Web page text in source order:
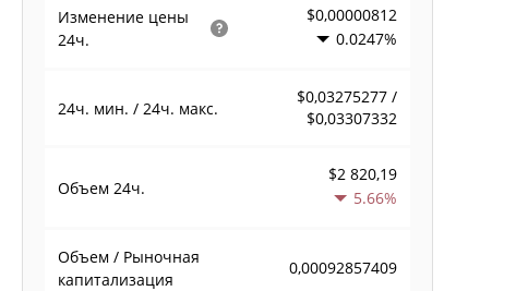
Изменение цены
24ч.
$0,00000812
0.0247%
24ч. мин. / 24ч. макс.
$0,03275277 /
$0,03307332
Объем 24ч.
$2 820,19
5.66%
Объем / Рыночная
капитализация
0,00092857409